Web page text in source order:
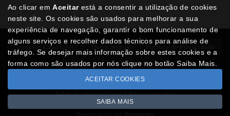
Multibanco, cartão de crédito, Paypal ou
transferência
Termos e Condições Politica de Privacidade
RAL Livro Reclamações
Todos os valores incluem IVA à taxa em vigor
Copyright © NUMISMATICAJA.com 2026
Ao clicar emAceitarestá a consentir a utilização de cookies
neste site. Os cookies são usados para melhorar a sua
experiência de navegação, garantir o bom funcionamento de
alguns serviços e recolher dados técnicos para análise de
tráfego. Se desejar mais informação sobre estes cookies e a
forma como são usados por nós clique no botão Saiba Mais.
ACEITAR COOKIES
SAIBA MAIS